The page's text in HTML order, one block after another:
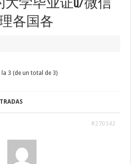
学毕业证Q/微信
理各国各
3 (de un total de 3)
#270342